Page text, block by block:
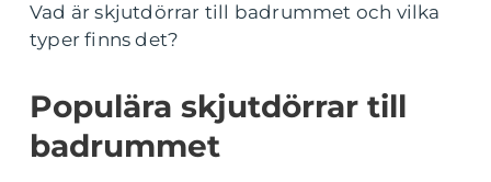
Vad är skjutdörrar till badrummet och vilka
typer finns det?
Populära skjutdörrar till
badrummet